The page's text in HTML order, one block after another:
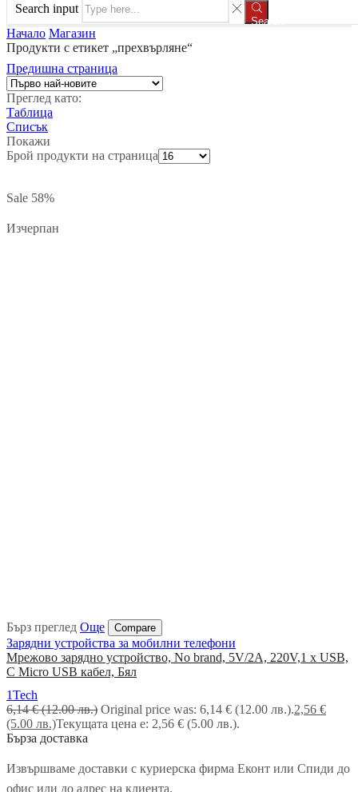
Search input
Search
Начало Магазин
Продукти с етикет „прехвърляне“
Предишна страница
Преглед като:
Таблица
Списък
Покажи
Брой продукти на страница
Sale 58%
Изчерпан
Бърз преглед Още Compare
Зарядни устройства за мобилни телефони
Мрежово зарядно устройство, No brand, 5V/2A, 220V,1 x USB,
С Micro USB кабел, Бял
1Tech
6,14€ (12.00 лв.) Original price was: 6,14 € (12.00 лв.).2,56 €
(5.00 лв.)Текущата цена е: 2,56 € (5.00 лв.).
Бърза доставка
Извършваме доставки с куриерска фирма Еконт или Спиди до
офис или до адрес на клиента.